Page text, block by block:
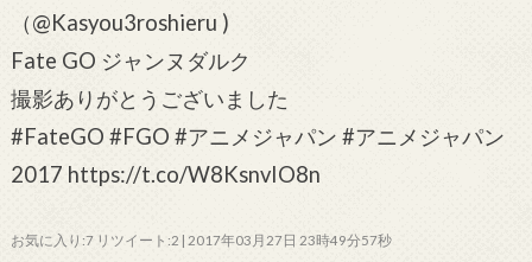
（@Kasyou3roshieru )
Fate GO ジャンヌダルク
撮影ありがとうございました
#FateGO #FGO #アニメジャパン #アニメジャパン
2017 https://t.co/W8KsnvIO8n
お気に入り:7 リツイート:2 | 2017年03月27日 23時49分57秒